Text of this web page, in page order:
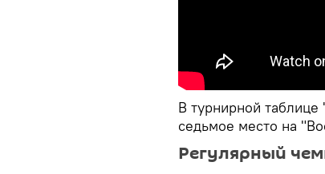
В турнирной
седьмое место на
Регулярный